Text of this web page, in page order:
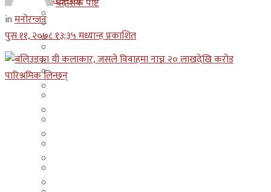
कुवेत
दक्षिण कोरीया
कुवेत
inमनोरन्जन
पुस ११, २०७८ १३;३५ मध्यान्ह प्रकाशित